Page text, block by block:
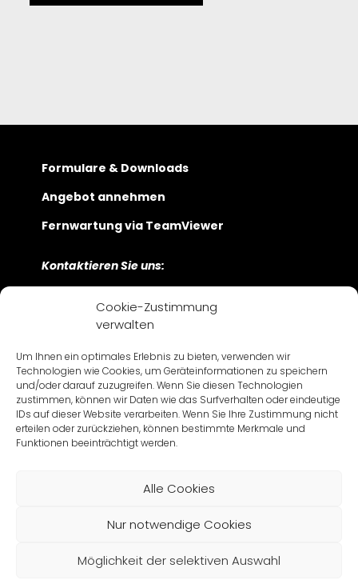
Cookie-Zustimmung
verwalten
Um Ihnen ein optimales Erlebnis zu bieten, verwenden wir
Technologien wie Cookies, um Geräteinformationen zu speichern
und/oder darauf zuzugreifen. Wenn Sie diesen Technologien
zustimmen, können wir Daten wie das Surfverhalten oder eindeutige
IDs auf dieser Website verarbeiten. Wenn Sie Ihre Zustimmung nicht
erteilen oder zurückziehen, können bestimmte Merkmale und
Funktionen beeinträchtigt werden.
Alle Cookies
Nur notwendige Cookies
Möglichkeit der selektiven Auswahl
Formulare & Downloads
Angebot annehmen
Fernwartung via TeamViewer
Kontaktieren Sie uns:
Bayerwaldstraße 9
D-81737 München
Námestie 1. mája 17
SK-811 06 Bratislava
+421 2 57 282 -500
© 2026 CARTV
Impressum Datenschutz AGB / AIB